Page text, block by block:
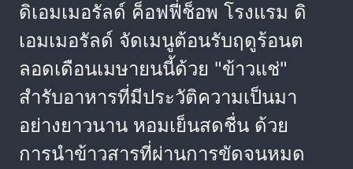
ดิเอมเมอรัลด์ ค็อฟฟี่ช็อพ โรงแรม ดิ
เอมเมอรัลด์ จัดเมนูต้อนรับฤดูร้อนต
ลอดเดือนเมษายนนี้ด้วย "ข้าวแช่"
สำรับอาหารที่มีประวัติความเป็นมา
อย่างยาวนาน หอมเย็นสดชื่น ด้วย
การนำข้าวสารที่ผ่านการขัดจนหมด